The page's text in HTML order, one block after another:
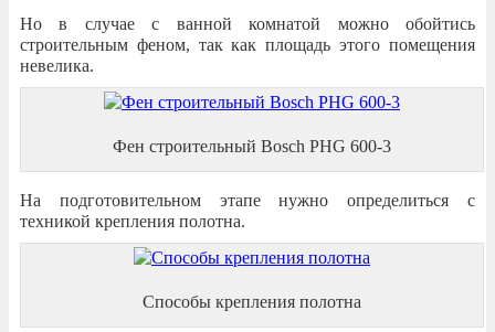
Но в случае с ванной комнатой можно обойтись
строительным феном, так как площадь этого помещения
невелика.
Фен строительный Bosch PHG 600-3
На подготовительном этапе нужно определиться с
техникой крепления полотна.
Способы крепления полотна